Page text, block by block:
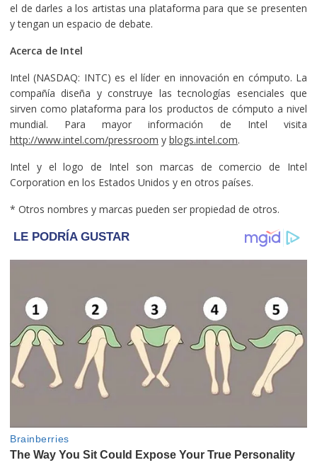
el de darles a los artistas una plataforma para que se presenten
y tengan un espacio de debate.
Acerca de Intel
Intel (NASDAQ: INTC) es el líder en innovación en cómputo. La
compañía diseña y construye las tecnologías esenciales que
sirven como plataforma para los productos de cómputo a nivel
mundial. Para mayor información de Intel visita
http://www.intel.com/pressroom y blogs.intel.com.
Intel y el logo de Intel son marcas de comercio de Intel
Corporation en los Estados Unidos y en otros países.
* Otros nombres y marcas pueden ser propiedad de otros.